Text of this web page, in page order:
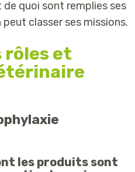
quoi sont remplies ses
classer ses missions.
rôles et
les produits sont